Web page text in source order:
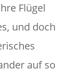
Flügel
und doch
auf so